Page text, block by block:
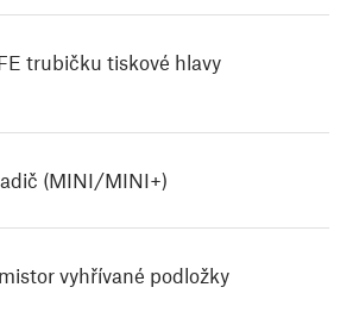
trubičku tiskové hlavy
(MINI/MINI+)
vyhřívané podložky